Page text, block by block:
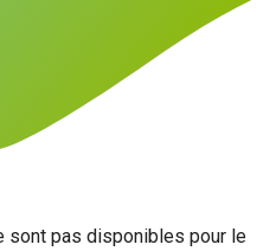
sont pas disponibles pour le